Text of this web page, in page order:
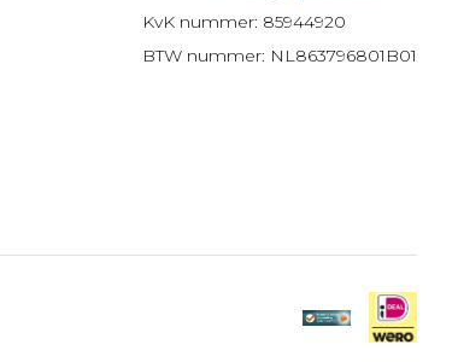
KvK nummer: 85944920
BTW nummer: NL863796801B01